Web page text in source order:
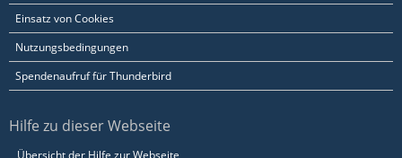
Einsatz von Cookies
Nutzungsbedingungen
Spendenaufruf für Thunderbird
Hilfe zu dieser Webseite